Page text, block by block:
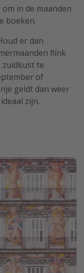
in de maanden
boeken.
er dan
flink
zuidkust te
of
geldt dan weer
zijn.